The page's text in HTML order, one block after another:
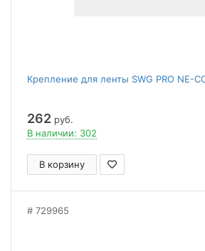
Крепление для ленты SWG PRO NE-
262 руб.
В наличии: 302
В корзину
729965